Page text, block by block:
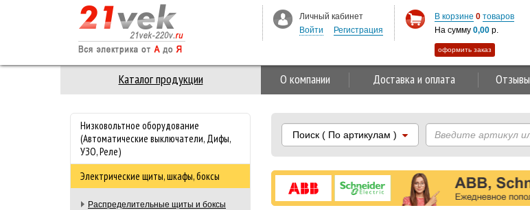
Каталог продукции О компании Доставка и оплата Отзывы
Низковольтное оборудование
(Автоматические выключатели, Дифы,
УЗО, Реле)
Электрические щиты, шкафы, боксы
Распределительные щиты и боксы
Поиск( По артикулам )
Личный кабинет
Войти
Регистрация
В корзине 0 товаров
На сумму 0,00 р.
оформить заказ